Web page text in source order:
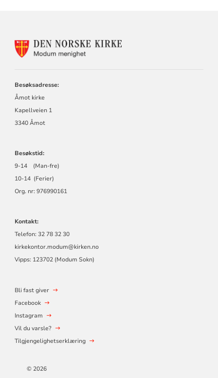
KONTAKTINFORMASJON
Besøksadresse:
Åmot kirke
Kapellveien 1
3340 Åmot
Besøkstid:
9-14 (Man-fre)
10-14 (Ferier)
Org. nr: 976990161
Kontakt:
Telefon: 32 78 32 30
kirkekontor.modum@kirken.no
Vipps: 123702 (Modum Sokn)
Bli fast giver
Facebook
Instagram
Vil du varsle?
Tilgjengelighetserklæring
© 2026